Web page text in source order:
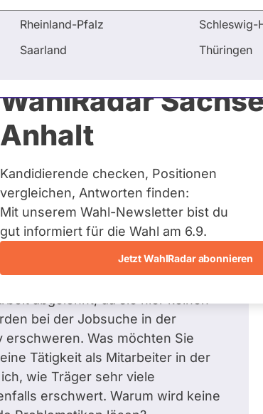
Rheinland-Pfalz
Saarland
Schleswig-
Thüringen
WahlRadar
Anhalt
Kandidierende checken, Positionen
vergleichen, Antworten finden:
Mit unserem Wahl-Newsletter bist du
gut informiert für die Wahl am 6.9.
Jetzt WahlRadar abonnieren
Was möchten Sie gegen berufliche
/ 331
beantwortet
tun?
einen Grad der Behinderung von
bei der Jobsuche in der
Was möchten Sie
Tätigkeit als Mitarbeiter in der
wie Träger sehr viele
erschwert. Warum wird keine